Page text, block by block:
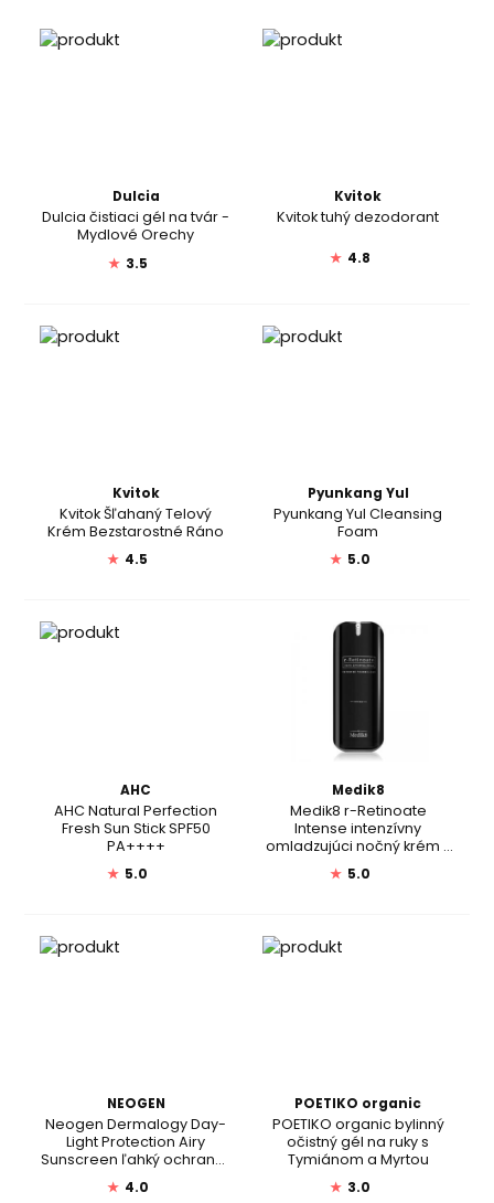
Dulcia
Dulcia čistiaci gél na tvár -
Mydlové Orechy
★ 3.5
Kvitok
Kvitok tuhý dezodorant
★ 4.8
Kvitok
Kvitok Šľahaný Telový
Krém Bezstarostné Ráno
★ 4.5
Pyunkang Yul
Pyunkang Yul Cleansing
Foam
★ 5.0
AHC
AHC Natural Perfection
Fresh Sun Stick SPF50
PA++++
★ 5.0
Medik8
Medik8 r-Retinoate
Intense intenzívny
omladzujúci nočný krém s
★ 5.0
NEOGEN
Neogen Dermalogy Day-
Light Protection Airy
Sunscreen ľahký ochranný
★ 4.0
POETIKO organic
POETIKO organic bylinný
očistný gél na ruky s
Tymiánom a Myrtou
★ 3.0